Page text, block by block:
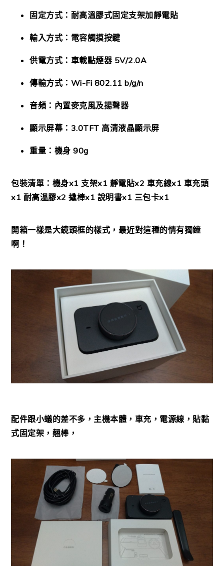
固定方式：耐高溫膠式固定支架加靜電貼
輸入方式：電容觸摸按鍵
供電方式：車載點煙器 5V/2.0A
傳輸方式：Wi-Fi 802.11 b/g/n
音頻：內置麥克風及揚聲器
顯示屏幕：3.0TFT 高清液晶顯示屏
重量：機身 90g
包裝清單：機身x1 支架x1 靜電貼x2 車充線x1 車充頭
x1 耐高溫膠x2 撬棒x1 說明書x1 三包卡x1
開箱一樣是大鏡頭框的樣式，最近對這種的情有獨鐘
啊！
配件跟小蟻的差不多，主機本體，車充，電源線，貼黏
式固定架，翹棒，